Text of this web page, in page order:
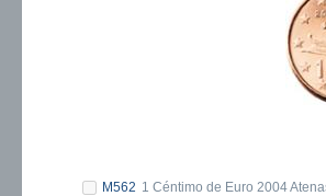
M562 1 Céntimo de Euro 2004